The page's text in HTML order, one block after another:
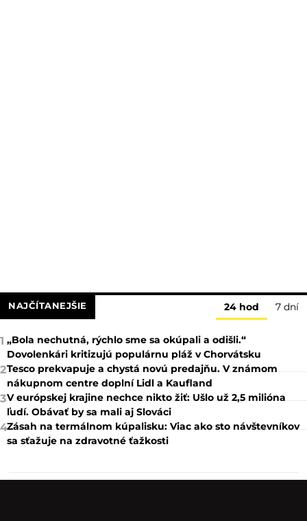
NAJČÍTANEJŠIE 24 hod 7 dní
1 „Bola nechutná, rýchlo sme sa okúpali a odišli.“
Dovolenkári kritizujú populárnu pláž v Chorvátsku
2Tesco prekvapuje a chystá novú predajňu. V známom
nákupnom centre doplní Lidl a Kaufland
3V európskej krajine nechce nikto žiť: Ušlo už 2,5 milióna
ľudí. Obávať by sa mali aj Slováci
4Zásah na termálnom kúpalisku: Viac ako sto návštevníkov
sa sťažuje na zdravotné ťažkosti